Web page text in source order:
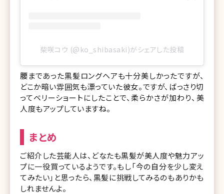
柴咲コウ (@ko_shibasaki)がシェアした投稿
腰まであった黒髪ロングヘアも十分美しかったですが、
どこか暗い雰囲気も漂っていた彼女。ですが、ばっさり切
ってベリーショートにしたことで、柔らかさが加わり、美
人度もアップしていますね。
まとめ
ご紹介した芸能人は、どなたも黒髪が美人度や魅力アッ
プに一役買っているようです。もし「今の自分を少し変え
てみたい」と思ったら、黒髪に挑戦してみるのもありかも
しれませんよ。